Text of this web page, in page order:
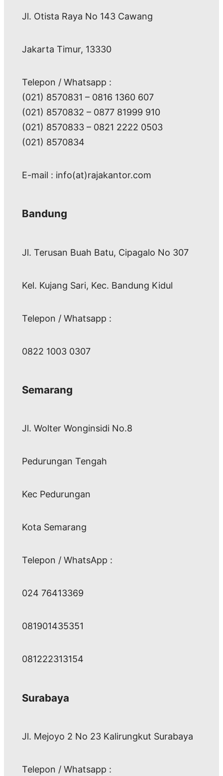
Jl. Otista Raya No 143 Cawang
Jakarta Timur, 13330
Telepon / Whatsapp :
(021) 8570831 – 0816 1360 607
(021) 8570832 – 0877 81999 910
(021) 8570833 – 0821 2222 0503
(021) 8570834
E-mail : info(at)rajakantor.com
Bandung
Jl. Terusan Buah Batu, Cipagalo No 307
Kel. Kujang Sari, Kec. Bandung Kidul
Telepon / Whatsapp :
0822 1003 0307
Semarang
Jl. Wolter Wonginsidi No.8
Pedurungan Tengah
Kec Pedurungan
Kota Semarang
Telepon / WhatsApp :
024 76413369
081901435351
081222313154
Surabaya
Jl. Mejoyo 2 No 23 Kalirungkut Surabaya
Telepon / Whatsapp :